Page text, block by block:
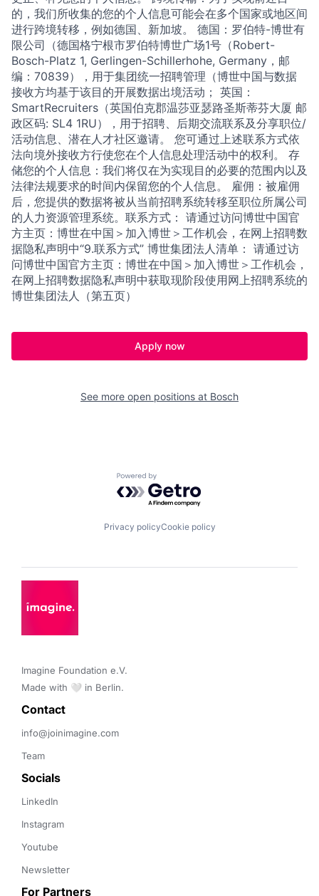
的，我们所收集的您的个人信息可能会在多个国家或地区间
进行跨境转移，例如德国、新加坡。 德国：罗伯特-博世有
限公司（德国格宁根市罗伯特博世广场1号（Robert-
Bosch-Platz 1, Gerlingen-Schillerhohe, Germany，邮
编：70839），用于集团统一招聘管理（博世中国与数据
接收方均基于该目的开展数据出境活动； 英国：
SmartRecruiters（英国伯克郡温莎亚瑟路圣斯蒂芬大厦 邮
政区码: SL4 1RU），用于招聘、后期交流联系及分享职位/
活动信息、潜在人才社区邀请。 您可通过上述联系方式依
法向境外接收方行使您在个人信息处理活动中的权利。 存
储您的个人信息：我们将仅在为实现目的必要的范围内以及
法律法规要求的时间内保留您的个人信息。 雇佣：被雇佣
后，您提供的数据将被从当前招聘系统转移至职位所属公司
的人力资源管理系统。联系方式： 请通过访问博世中国官
方主页：博世在中国＞加入博世＞工作机会，在网上招聘数
据隐私声明中“9.联系方式” 博世集团法人清单： 请通过访
问博世中国官方主页：博世在中国＞加入博世＞工作机会，
在网上招聘数据隐私声明中获取现阶段使用网上招聘系统的
博世集团法人（第五页）
Apply now
See more open positions at Bosch
Powered by Getro.com
Privacy policyCookie policy
Imagine Foundation e.V.
Made with 🤍 in Berlin.
Contact
info@joinimagine.com
Team
Socials
LinkedIn
Instagram
Youtube
Newsletter
For Partners